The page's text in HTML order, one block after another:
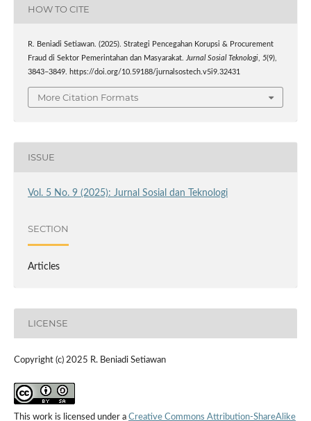
HOW TO CITE
R. Beniadi Setiawan. (2025). Strategi Pencegahan Korupsi & Procurement
Fraud di Sektor Pemerintahan dan Masyarakat. Jurnal Sosial Teknologi, 5(9),
3843–3849. https://doi.org/10.59188/jurnalsostech.v5i9.32431
More Citation Formats
ISSUE
Vol. 5 No. 9 (2025): Jurnal Sosial dan Teknologi
SECTION
Articles
LICENSE
Copyright (c) 2025 R. Beniadi Setiawan
This work is licensed under a Creative Commons Attribution-ShareAlike